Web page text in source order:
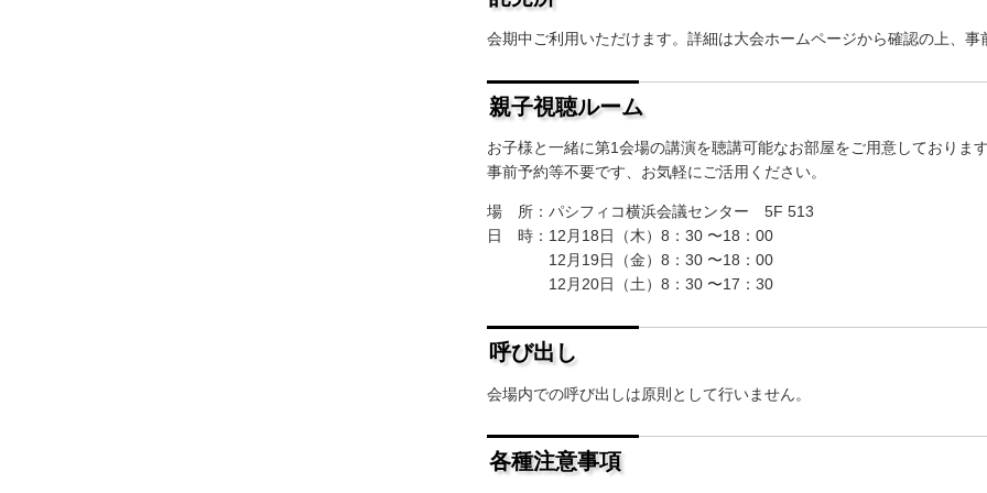
会期中ご利用いただけます。詳細は大会ホームページから確認の上、事
親子視聴ルーム
お子様と一緒に第1会場の講演を聴講可能なお部屋をご用意しております
事前予約等不要です、お気軽にご活用ください。
場 所：パシフィコ横浜会議センター 5F 513
日 時：12月18日（木）8：30 〜18：00
12月19日（金）8：30 〜18：00
12月20日（土）8：30 〜17：30
呼び出し
会場内での呼び出しは原則として行いません。
各種注意事項